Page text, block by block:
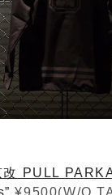
改 PULL
¥9500(W/O